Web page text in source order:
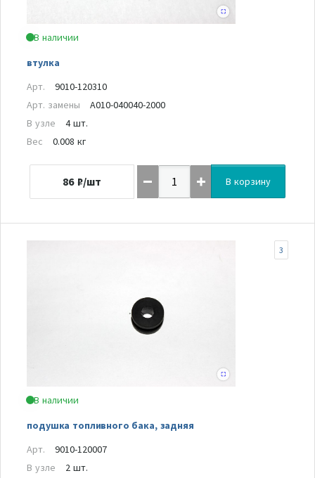
В наличии
втулка
Арт.
9010-120310
Арт. замены
A010-040040-2000
В узле
4 шт.
Вес
0.008 кг
86 ₽/шт В корзину
В наличии
подушка топливного бака, задняя
3
Арт.
9010-120007
В узле
2 шт.